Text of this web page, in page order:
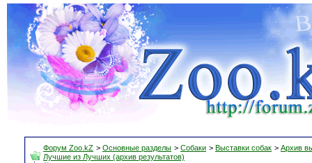
Форум Zoo.kZ > Основные разделы > Собаки > Выставки собак > Архив
Лучшие из Лучших (архив результатов)